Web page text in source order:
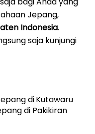
Jepang,
Indonesia.
saja kunjungi
di Kutawaru
di Pakikiran